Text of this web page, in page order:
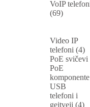
VoIP
(69)
Video IP
telefoni (4)
PoE svičevi
PoE
komponente
USB
telefoni i
gejtveji (4)